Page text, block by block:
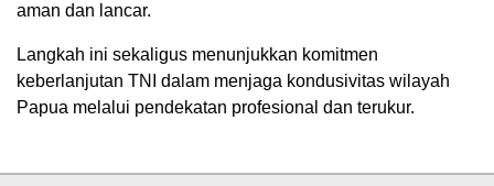
aman dan lancar.
Langkah ini sekaligus menunjukkan komitmen
keberlanjutan TNI dalam menjaga kondusivitas wilayah
Papua melalui pendekatan profesional dan terukur.